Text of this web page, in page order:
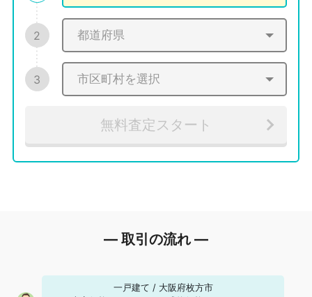
2
3
無料査定スタート
― 取引の流れ ―
一戸建て / 大阪府枚方市